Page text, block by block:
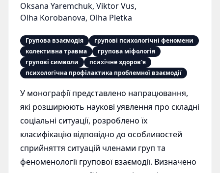
Oksana Yaremchuk, Viktor Vus,
Olha Korobanova, Olha Pletka
Групова взаємодія
групові психологічні феномени
колективна травма
групова міфологія
групові символи
психічне здоров'я
психологічна профілактика проблемної взаємодії
У монографії представлено напрацювання,
які розширюють наукові уявлення про складні
соціальні ситуації, розроблено їх
класифікацію відповідно до особливостей
сприйняття ситуацій членами груп та
феноменології групової взаємодії. Визначено